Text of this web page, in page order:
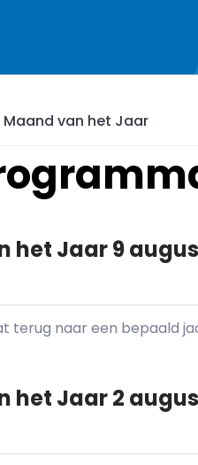
Maand van het Jaar
het Jaar 9
terug naar een bepaald
het Jaar 2